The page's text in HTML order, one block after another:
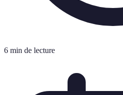
6 min de lecture